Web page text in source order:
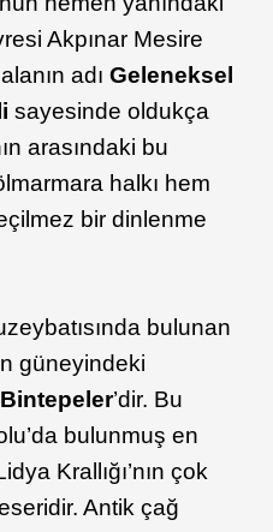
Akpınar Mesire
adı Geleneksel
sayesinde oldukça
arasındaki bu
halkı hem
bir dinlenme
bulunan
güneyindeki
Bintepeler’dir. Bu
bulunmuş en
Krallığı’nın çok
Antik çağ